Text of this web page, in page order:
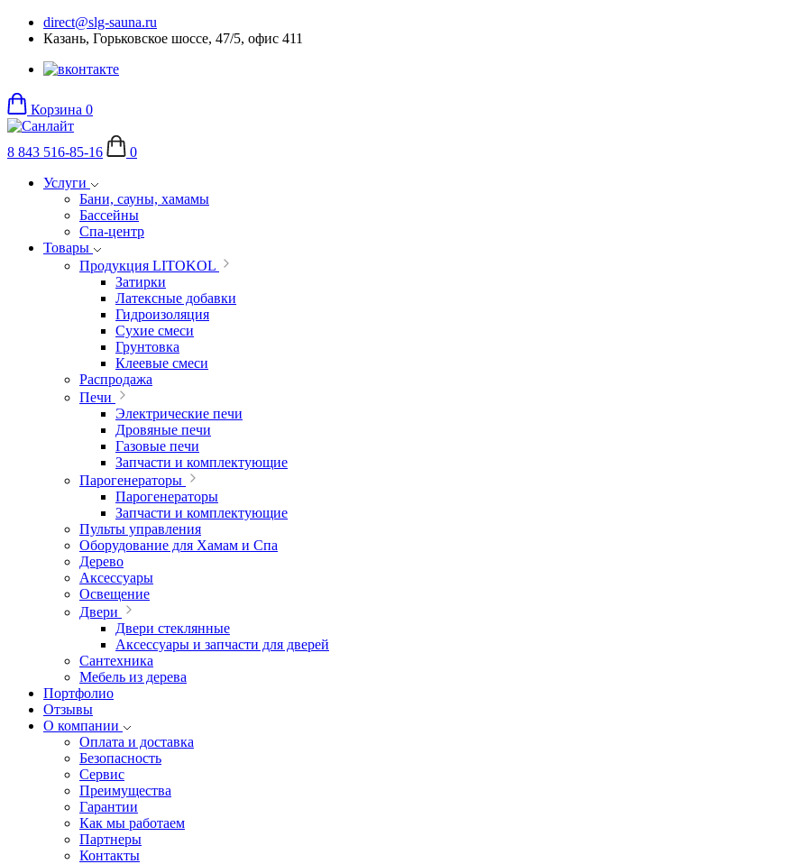
direct@slg-sauna.ru
Казань, Горьковское шоссе, 47/5, офис 411
Корзина 0
8 843 516-85-16
0
Услуги
Бани, сауны, хамамы
Бассейны
Спа-центр
Товары
Продукция LITOKOL
Затирки
Латексные добавки
Гидроизоляция
Сухие смеси
Грунтовка
Клеевые смеси
Распродажа
Печи
Электрические печи
Дровяные печи
Газовые печи
Запчасти и комплектующие
Парогенераторы
Парогенераторы
Запчасти и комплектующие
Пульты управления
Оборудование для Хамам и Спа
Дерево
Аксессуары
Освещение
Двери
Двери стеклянные
Аксессуары и запчасти для дверей
Сантехника
Мебель из дерева
Портфолио
Отзывы
О компании
Оплата и доставка
Безопасность
Сервис
Преимущества
Гарантии
Как мы работаем
Партнеры
Контакты